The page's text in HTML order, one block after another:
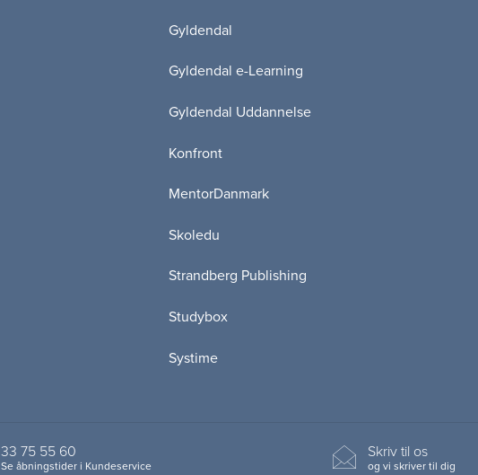
Gyldendal
Gyldendal e-Learning
Gyldendal Uddannelse
Konfront
MentorDanmark
Skoledu
Strandberg Publishing
Studybox
Systime
33 75 55 60
Se åbningstider i Kundeservice
Skriv til os
og vi skriver til dig